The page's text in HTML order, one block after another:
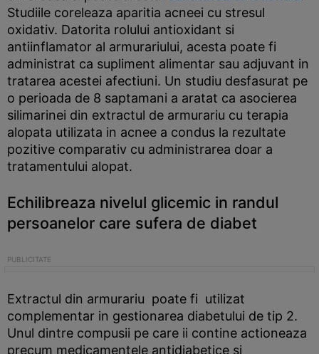
Studiile coreleaza aparitia acneei cu stresul
oxidativ. Datorita rolului antioxidant si
antiinflamator al armurariului, acesta poate fi
administrat ca supliment alimentar sau adjuvant in
tratarea acestei afectiuni. Un studiu desfasurat pe
o perioada de 8 saptamani a aratat ca asocierea
silimarinei din extractul de armurariu cu terapia
alopata utilizata in acnee a condus la rezultate
pozitive comparativ cu administrarea doar a
tratamentului alopat.
Echilibreaza nivelul glicemic in randul
persoanelor care sufera de diabet
Extractul din armurariu poate fi utilizat
complementar in gestionarea diabetului de tip 2.
Unul dintre compusii pe care ii contine actioneaza
precum medicamentele antidiabetice si